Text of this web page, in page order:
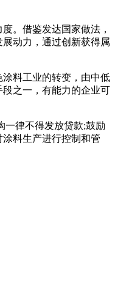
。借鉴发达国家做法，
动力，通过创新获得属
料工业的转变，由中低
之一，有能力的企业可
一律不得发放贷款;鼓励
料生产进行控制和管